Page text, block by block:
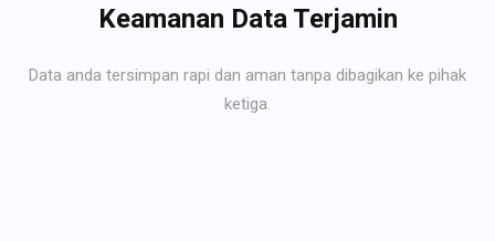
Keamanan Data Terjamin
Data anda tersimpan rapi dan aman tanpa dibagikan ke pihak
ketiga.